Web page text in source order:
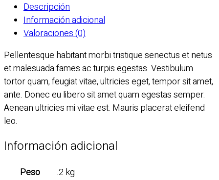
Descripción
Información adicional
Valoraciones (0)
Pellentesque habitant morbi tristique senectus et netus
et malesuada fames ac turpis egestas. Vestibulum
tortor quam, feugiat vitae, ultricies eget, tempor sit amet,
ante. Donec eu libero sit amet quam egestas semper.
Aenean ultricies mi vitae est. Mauris placerat eleifend
leo.
Información adicional
Peso
.2 kg